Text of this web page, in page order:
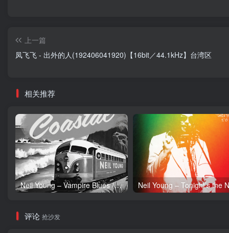
上一篇
凤飞飞 - 出外的人(192406041920)【16bit／44.1kHz】台湾区
相关推荐
Neil Young – Vampire Blues (Live) – Single(054391239303)【24bit／96.0kHz】土耳其区
评论 抢沙发